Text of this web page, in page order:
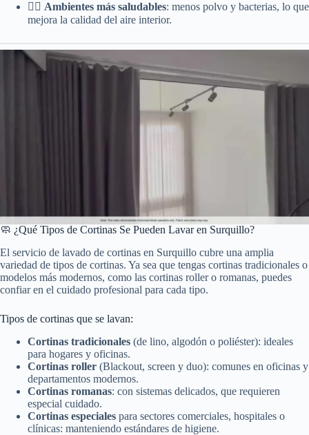
🧘‍♀️ Ambientes más saludables: menos polvo y bacterias, lo que
mejora la calidad del aire interior.
🧼 ¿Qué Tipos de Cortinas Se Pueden Lavar en Surquillo?
El servicio de lavado de cortinas en Surquillo cubre una amplia
variedad de tipos de cortinas. Ya sea que tengas cortinas tradicionales o
modelos más modernos, como las cortinas roller o romanas, puedes
confiar en el cuidado profesional para cada tipo.
Tipos de cortinas que se lavan:
Cortinas tradicionales (de lino, algodón o poliéster): ideales
para hogares y oficinas.
Cortinas roller (Blackout, screen y duo): comunes en oficinas y
departamentos modernos.
Cortinas romanas: con sistemas delicados, que requieren
especial cuidado.
Cortinas especiales para sectores comerciales, hospitales o
clínicas: manteniendo estándares de higiene.